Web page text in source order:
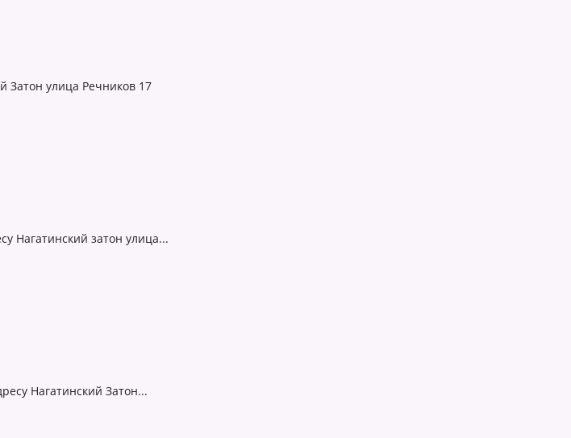
Затон улица Речников 17
Нагатинский затон улица...
Нагатинский Затон...